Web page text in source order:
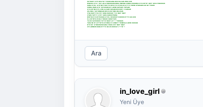
KU?BAKI?I B?R RES?M ??ZSEM SANA BEN KALSAN ORDA SEN
BONCUK G?ZL? KU?LAR G?NDERSEM KONSA OMZUNA SONRA KISKANSA G?ZLER?N? GER? SEN G?NDERSEN
SANA G?ZEL G?R?NEY?M D?YE M?N?C?K ETEKLER G?Y?P,TREND AYAKKABILAR GE??RSEM
SONRA ONUN G?B? BOYASAM SA?LARIMI SAPSARI YAPSAM
G?ZLER?ME B?R LENS ALSAM TAKSAM SEN BEN? O SANSAN
ASLINDA ?AKTIRMASAN BEN OLDU?UMU ANLASAN
O'NA BAKTI?IN G?B? BANA BAKSAN ?YLE MAV? MAV?
O'NUN YAPTI?I G?B? SARILSAM BOYNUNA
BEN?M G?ZLER?M DAHA G?ZEL DESEM B?R BEDEN B?Y?K GELSEN
ELLER?M?N UFAKLI?INDAN FARKETSEN
YILDIZ KAYERKEN TUTTU?UM D?LE?? ??RENSEN
YADA NE B?LEY?M TELEFONDA S?LEMED???M MESAJLARINI OKUSAN
B?R KU? G?NDERSEM SANA O'NUN G?B? MAV? MAV?
ZITLARMISIN BANA B?Y?K GELEN HERCA?L???N? ?
Ara
in_love_girl
Yeni Üye